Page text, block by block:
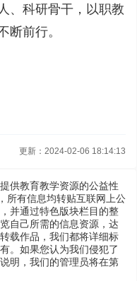
、科研骨干，以职教
断前行。
更新：2024-02-06 18:14:13
供教育教学资源的公益性
所有信息均转贴互联网上公
并通过特色版块栏目的整
自己所需的信息资源，达
载作品，我们都将详细标
。如果您认为我们侵犯了
明，我们的管理员将在第